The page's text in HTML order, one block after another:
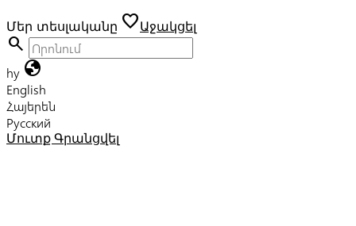
Մեր տեսլականը favoriteԱջակցել
search
hy globe
English
Հայերեն
Русский
Մուտք Գրանցվել